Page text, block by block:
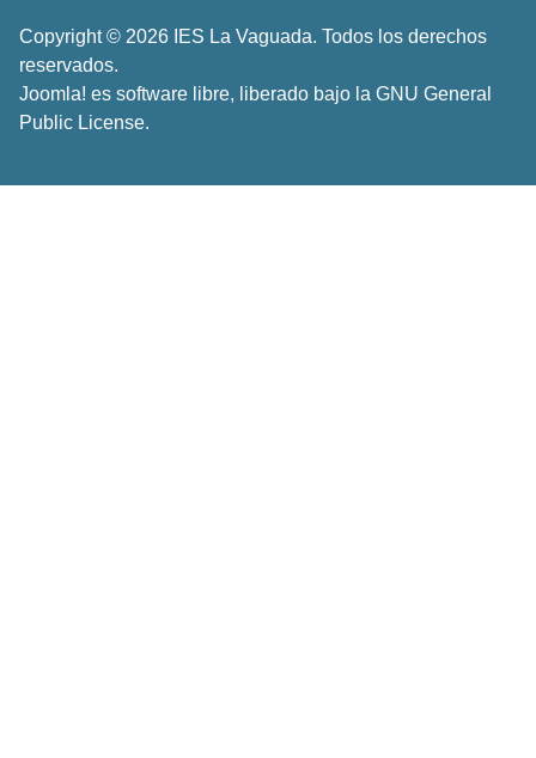
Copyright © 2026 IES La Vaguada. Todos los derechos
reservados.
Joomla! es software libre, liberado bajo la GNU General
Public License.